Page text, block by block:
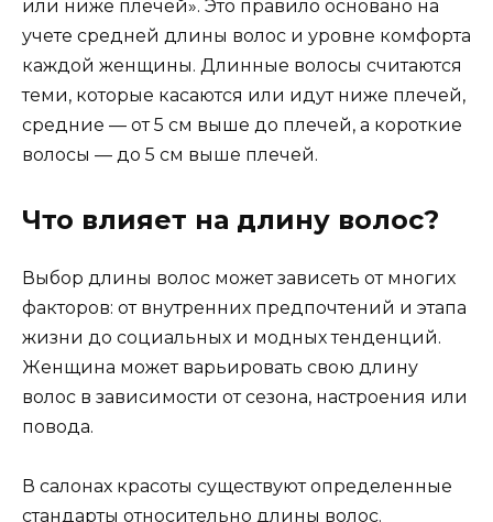
или ниже плечей». Это правило основано на
учете средней длины волос и уровне комфорта
каждой женщины. Длинные волосы считаются
теми, которые касаются или идут ниже плечей,
средние — от 5 см выше до плечей, а короткие
волосы — до 5 см выше плечей.
Что влияет на длину волос?
Выбор длины волос может зависеть от многих
факторов: от внутренних предпочтений и этапа
жизни до социальных и модных тенденций.
Женщина может варьировать свою длину
волос в зависимости от сезона, настроения или
повода.
В салонах красоты существуют определенные
стандарты относительно длины волос.